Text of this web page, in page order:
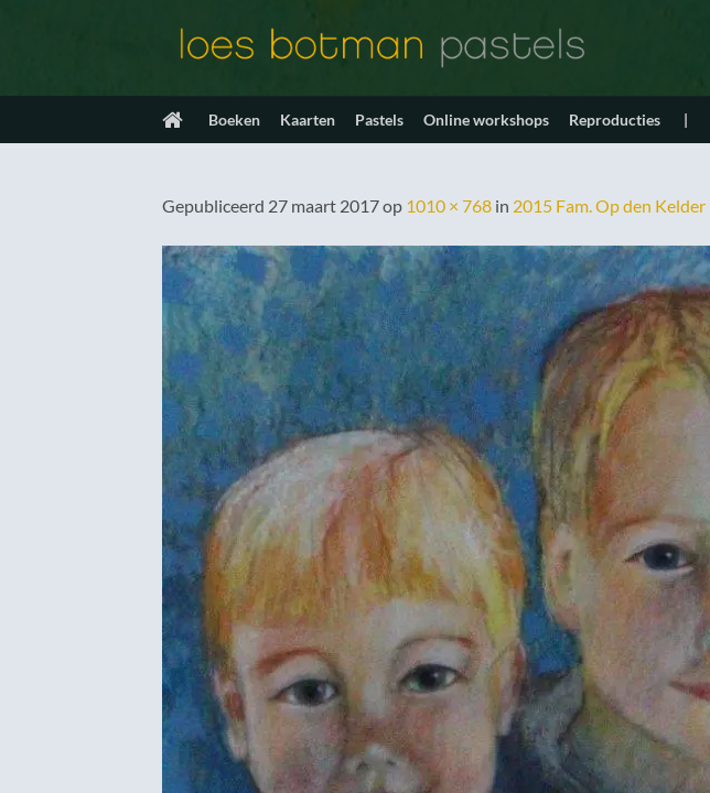
Boeken Kaarten Pastels Online workshops Reproducties |
Gepubliceerd 27 maart 2017op 1010 × 768 in 2015 Fam. Op den Kelder